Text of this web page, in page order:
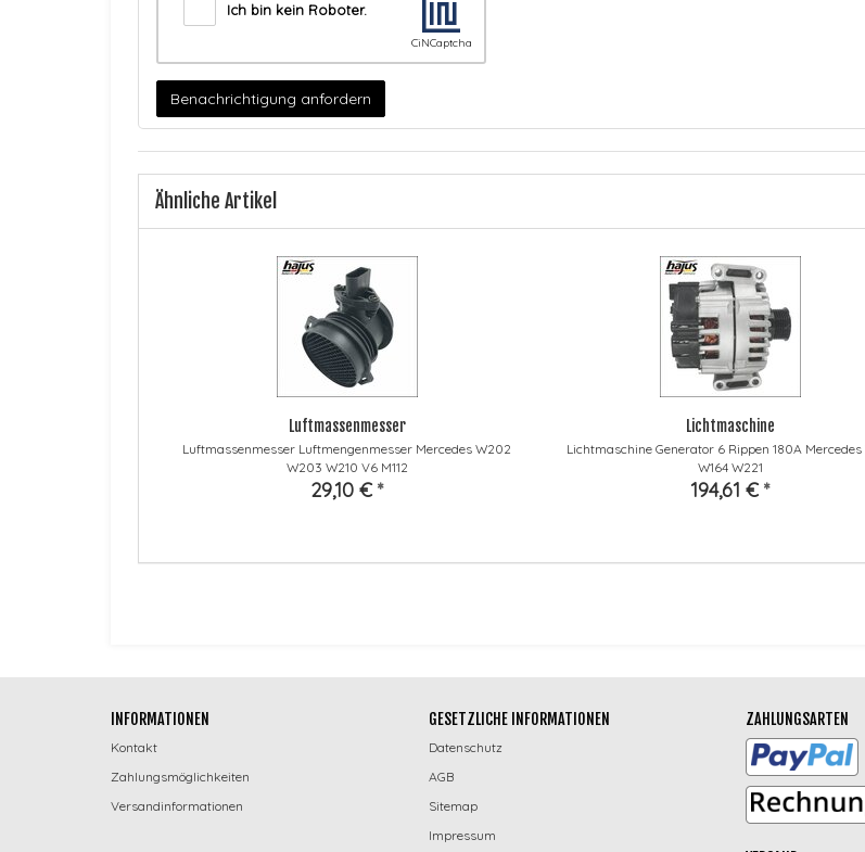
Ich bin kein Roboter.
CiNCaptcha
Benachrichtigung anfordern
Ähnliche Artikel
Luftmassenmesser
Luftmassenmesser Luftmengenmesser Mercedes W202
W203 W210 V6 M112
29,10 € *
Lichtmaschine
Lichtmaschine Generator 6 Rippen 180A Mercedes
W164 W221
194,61 € *
INFORMATIONEN
Kontakt
Zahlungsmöglichkeiten
Versandinformationen
GESETZLICHE INFORMATIONEN
Datenschutz
AGB
Sitemap
Impressum
ZAHLUNGSARTEN